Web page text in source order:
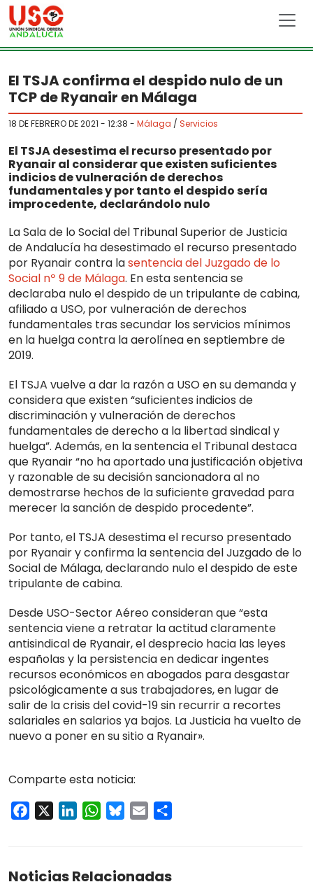
Skip to main content
El TSJA confirma el despido nulo de un
TCP de Ryanair en Málaga
18 DE FEBRERO DE 2021 - 12:38 - Málaga / Servicios
El TSJA desestima el recurso presentado por
Ryanair al considerar que existen suficientes
indicios de vulneración de derechos
fundamentales y por tanto el despido sería
improcedente, declarándolo nulo
La Sala de lo Social del Tribunal Superior de Justicia
de Andalucía ha desestimado el recurso presentado
por Ryanair contra lasentencia del Juzgado de lo
Social nº 9 de Málaga. En esta sentencia se
declaraba nulo el despido de un tripulante de cabina,
afiliado a USO, por vulneración de derechos
fundamentales tras secundar los servicios mínimos
en la huelga contra la aerolínea en septiembre de
2019.
El TSJA vuelve a dar la razón a USO en su demanda y
considera que existen “suficientes indicios de
discriminación y vulneración de derechos
fundamentales de derecho a la libertad sindical y
huelga”. Además, en la sentencia el Tribunal destaca
que Ryanair “no ha aportado una justificación objetiva
y razonable de su decisión sancionadora al no
demostrarse hechos de la suficiente gravedad para
merecer la sanción de despido procedente”.
Por tanto, el TSJA desestima el recurso presentado
por Ryanair y confirma la sentencia del Juzgado de lo
Social de Málaga, declarando nulo el despido de este
tripulante de cabina.
Desde USO-Sector Aéreo consideran que “esta
sentencia viene a retratar la actitud claramente
antisindical de Ryanair, el desprecio hacia las leyes
españolas y la persistencia en dedicar ingentes
recursos económicos en abogados para desgastar
psicológicamente a sus trabajadores, en lugar de
salir de la crisis del covid-19 sin recurrir a recortes
salariales en salarios ya bajos. La Justicia ha vuelto de
nuevo a poner en su sitio a Ryanair».
Comparte esta noticia:
Facebook LinkedInWhatsApp
Bluesky
Email
Noticias Relacionadas